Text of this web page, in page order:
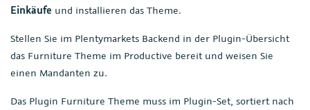
Einkäufe und installieren das Theme.
Stellen Sie im Plentymarkets Backend in der Plugin-Übersicht
das Furniture Theme im Productive bereit und weisen Sie
einen Mandanten zu.
Das Plugin Furniture Theme muss im Plugin-Set, sortiert nach